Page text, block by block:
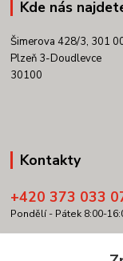
Kde nás
Šimerova 428/3, 301
Plzeň 3-Doudlevce
30100
Kontakty
+420 373 033
Pondělí - Pátek 8:00-